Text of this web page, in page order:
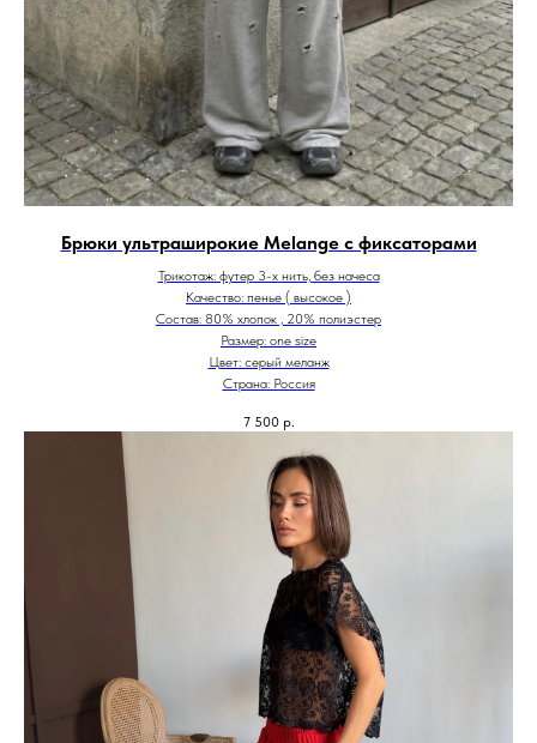
Брюки ультраширокие Melange с фиксаторами
Трикотаж: футер 3-х нить, без начеса
Качество: пенье ( высокое )
Состав: 80% хлопок , 20% полиэстер
Размер: one size
Цвет: серый меланж
Страна: Россия
7 500 р.